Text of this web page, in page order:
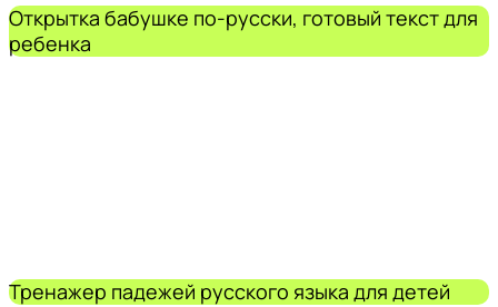
Открытка бабушке по-русски, готовый текст для
ребенка
Тренажер падежей русского языка для детей